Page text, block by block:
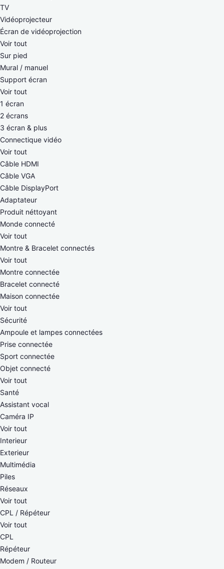
TV
Vidéoprojecteur
Écran de vidéoprojection
Voir tout
Sur pied
Mural / manuel
Support écran
Voir tout
1 écran
2 écrans
3 écran & plus
Connectique vidéo
Voir tout
Câble HDMI
Câble VGA
Câble DisplayPort
Adaptateur
Produit néttoyant
Monde connecté
Voir tout
Montre & Bracelet connectés
Voir tout
Montre connectée
Bracelet connecté
Maison connectée
Voir tout
Sécurité
Ampoule et lampes connectées
Prise connectée
Sport connectée
Objet connecté
Voir tout
Santé
Assistant vocal
Caméra IP
Voir tout
Interieur
Exterieur
Multimédia
Piles
Réseaux
Voir tout
CPL / Répéteur
Voir tout
CPL
Répéteur
Modem / Routeur